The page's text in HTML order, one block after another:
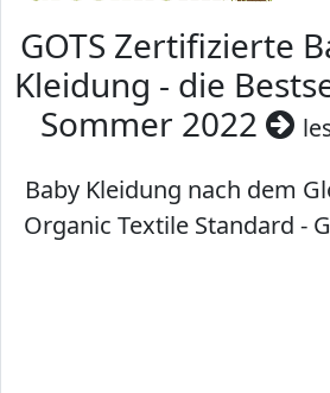
GOTS Zertifizierte
Kleidung - die
Sommer 2022
Baby Kleidung nach dem
Organic Textile Standard -